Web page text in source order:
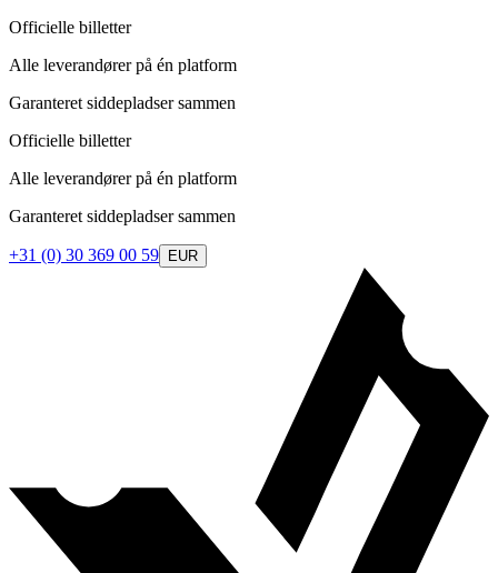
Officielle billetter
Alle leverandører på én platform
Garanteret siddepladser sammen
Officielle billetter
Alle leverandører på én platform
Garanteret siddepladser sammen
+31 (0) 30 369 00 59 EUR